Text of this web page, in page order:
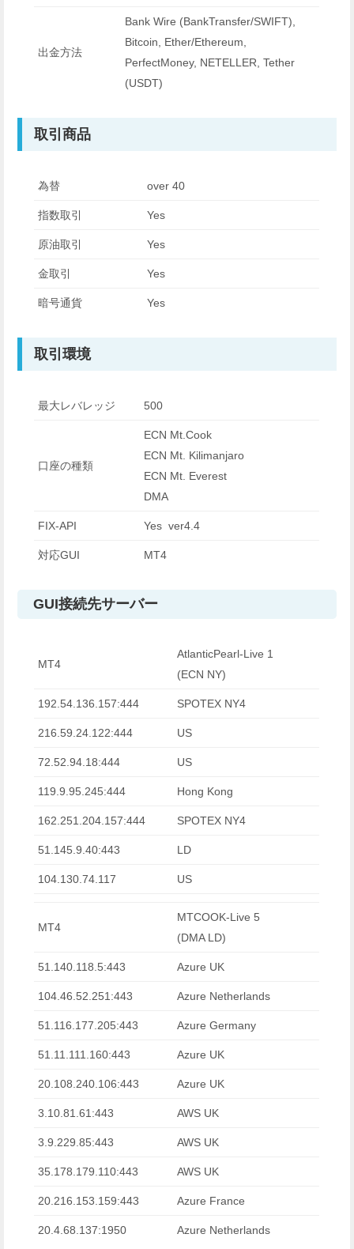
出金方法
Bank Wire (BankTransfer/SWIFT),
Bitcoin, Ether/Ethereum,
PerfectMoney, NETELLER, Tether
(USDT)
取引商品
為替 over 40
指数取引 Yes
原油取引 Yes
金取引 Yes
暗号通貨 Yes
取引環境
最大レバレッジ 500
口座の種類
ECN Mt.Cook
ECN Mt. Kilimanjaro
ECN Mt. Everest
DMA
FIX-API Yes ver4.4
対応GUI MT4
GUI接続先サーバー
MT4
AtlanticPearl-Live 1
(ECN NY)
192.54.136.157:444 SPOTEX NY4
216.59.24.122:444 US
72.52.94.18:444 US
119.9.95.245:444 Hong Kong
162.251.204.157:444 SPOTEX NY4
51.145.9.40:443 LD
104.130.74.117 US
MT4
MTCOOK-Live 5
(DMA LD)
51.140.118.5:443 Azure UK
104.46.52.251:443 Azure Netherlands
51.116.177.205:443 Azure Germany
51.11.111.160:443 Azure UK
20.108.240.106:443 Azure UK
3.10.81.61:443 AWS UK
3.9.229.85:443 AWS UK
35.178.179.110:443 AWS UK
20.216.153.159:443 Azure France
20.4.68.137:1950 Azure Netherlands